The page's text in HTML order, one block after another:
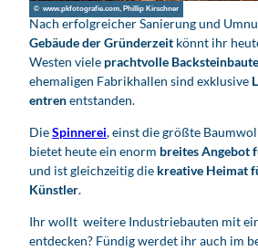
© www.pkfotografie.com, Phillip Kirschner
Nach erfolgreicher Sanierung und
Gebäude der Gründerzeit könnt ihr
Westen viele prachtvolle
ehemaligen Fabrikhallen sind exklusive
entrenentstanden.
DieSpinnerei, einst die größte
bietet heute ein enorm breites Angebot
und ist gleichzeitig die kreative Heimat
Künstler.
Ihr wollt weitere Industriebauten mit
entdecken? Fündig werdet ihr auch im